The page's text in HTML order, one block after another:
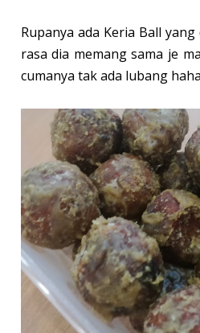
Rupanya ada Keria Ball
rasa dia memang sama je
cumanya tak ada lubang haha